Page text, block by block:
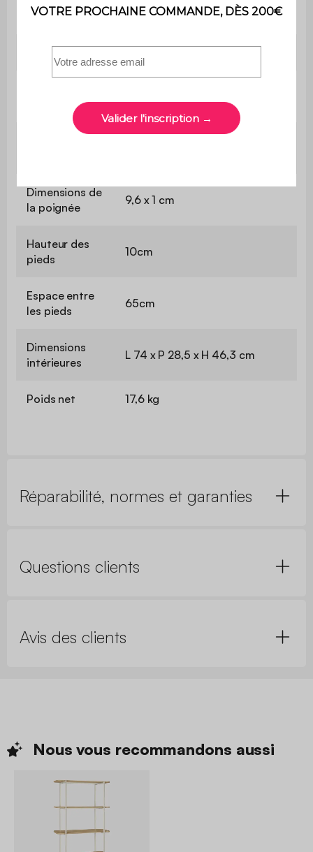
Anti dérapant Oui
Dimensions de
la poignée
9,6 x 1 cm
Hauteur des
pieds
10cm
Espace entre
les pieds
65cm
Dimensions
intérieures
L 74 x P 28,5 x H 46,3 cm
Poids net 17,6 kg
Réparabilité, normes et garanties
Questions clients
Avis des clients
Nous vous recommandons aussi